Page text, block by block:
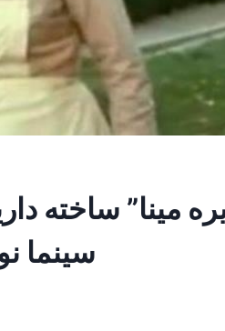
مینا” ساخته
سینما